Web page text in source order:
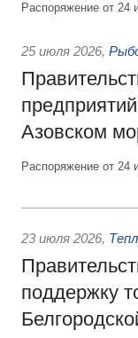
Распоряжение от
25 июля 2026,
Азовском
Распоряжение от
23 июля 2026,
поддержку